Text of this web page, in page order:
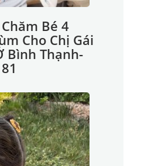
Bé 4
Cho Chị Gái
Bình Thạnh-